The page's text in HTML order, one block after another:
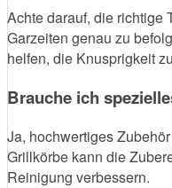
Achte darauf, die richtige
Garzeiten genau zu
helfen, die Knusprigkeit
Brauche ich
Ja, hochwertiges
Grillkörbe kann die
Reinigung verbessern.